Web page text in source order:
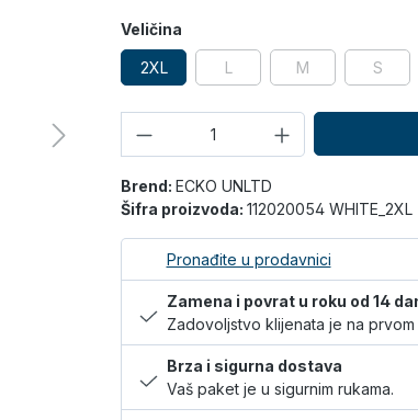
Veličina
2XL L M S
Brend: ECKO UNLTD
Šifra proizvoda: 112020054 WHITE_2XL
Pronađite u prodavnici
Zamena i povrat u roku od 14
Zadovoljstvo klijenata je na prvom
Brza i sigurna dostava
Vaš paket je u sigurnim rukama.